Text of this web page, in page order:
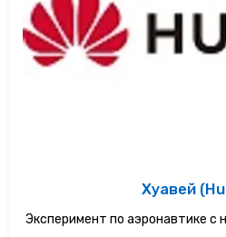
Хуавей
Эксперимент по аэронавтике с